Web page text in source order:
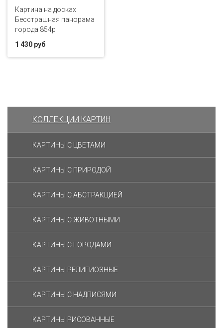
Картина на досках
Бесстрашная панорама
города 854p
1 430 руб
КОЛЛЕКЦИИ КАРТИН
КАРТИНЫ С ЦВЕТАМИ
КАРТИНЫ С ПРИРОДОЙ
КАРТИНЫ С АБСТРАКЦИЕЙ
КАРТИНЫ С ЖИВОТНЫМИ
КАРТИНЫ С ГОРОДАМИ
КАРТИНЫ РЕЛИГИОЗНЫЕ
КАРТИНЫ С НАДПИСЯМИ
КАРТИНЫ РИСОВАННЫЕ